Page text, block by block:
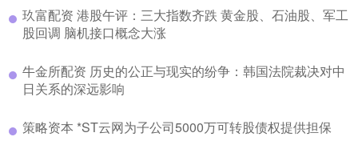
​玖富配资 港股午评：三大指数齐跌 黄金股、石油股、军工
股回调 脑机接口概念大涨
​牛金所配资 历史的公正与现实的纷争：韩国法院裁决对中
日关系的深远影响
​策略资本 *ST云网为子公司5000万可转股债权提供担保